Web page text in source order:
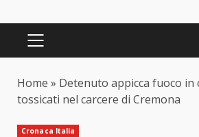
PRIMARY
Home » Detenuto appicca fuoco in
tossicati nel carcere di Cremona
Cronaca Italia